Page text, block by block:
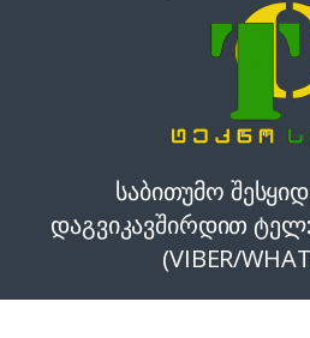
საბითუმო
დაგვიკავშირდით
(VIBER/